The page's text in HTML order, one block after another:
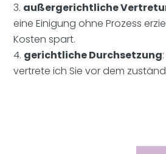
außergerichtliche
eine Einigung ohne Prozess
Kosten spart.
gerichtliche Durchsetzung
vertrete ich Sie vor dem